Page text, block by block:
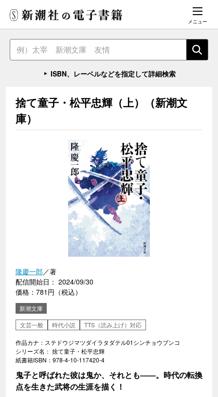
メニュー
ISBN、レーベルなどを指定して詳細検索
捨て童子・松平忠輝（上）（新潮文
庫）
隆慶一郎／著
配信開始日： 2024/09/30
価格：781円（税込）
新潮文庫
文芸一般
時代小説 TTS（読み上げ）対応
作品カナ：ステドウジマツダイラタダテル01シンチョウブンコ
シリーズ名： 捨て童子・松平忠輝
紙書籍ISBN：978-4-10-117420-4
鬼子と呼ばれた彼は鬼か、それとも――。時代の転換
点を生きた武将の生涯を描く！